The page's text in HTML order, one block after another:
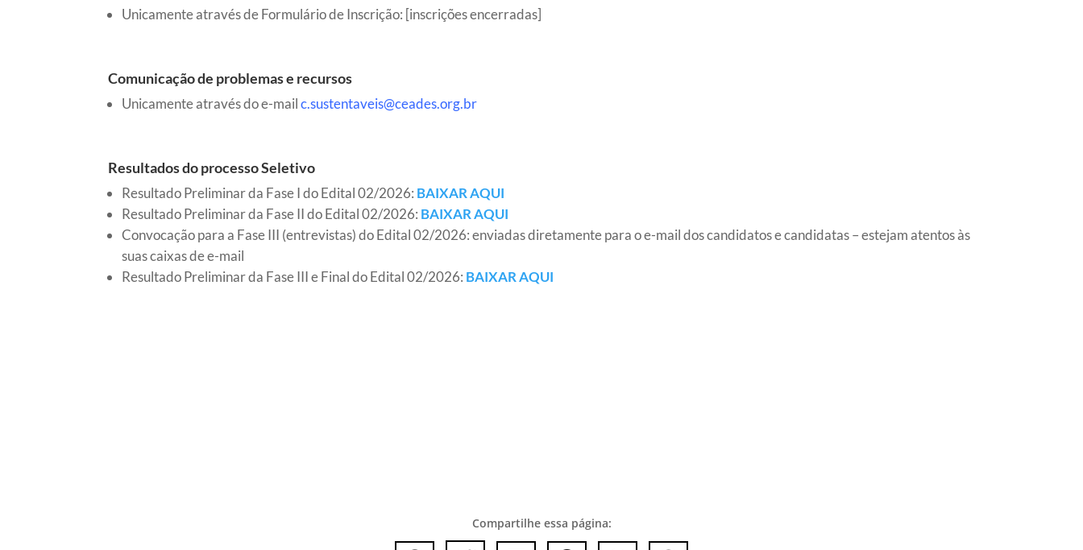
Unicamente através de Formulário de Inscrição: [inscrições encerradas]
Comunicação de problemas e recursos
Unicamente através do e-mailc.sustentaveis@ceades.org.br
Resultados do processo Seletivo
Resultado Preliminar da Fase I do Edital 02/2026: BAIXAR AQUI
Resultado Preliminar da Fase II do Edital 02/2026: BAIXAR AQUI
Convocação para a Fase III (entrevistas) do Edital 02/2026: enviadas diretamente para o e-mail dos candidatos e candidatas – estejam atentos às
suas caixas de e-mail
Resultado Preliminar da Fase III e Final do Edital 02/2026: BAIXAR AQUI
Compartilhe essa página: